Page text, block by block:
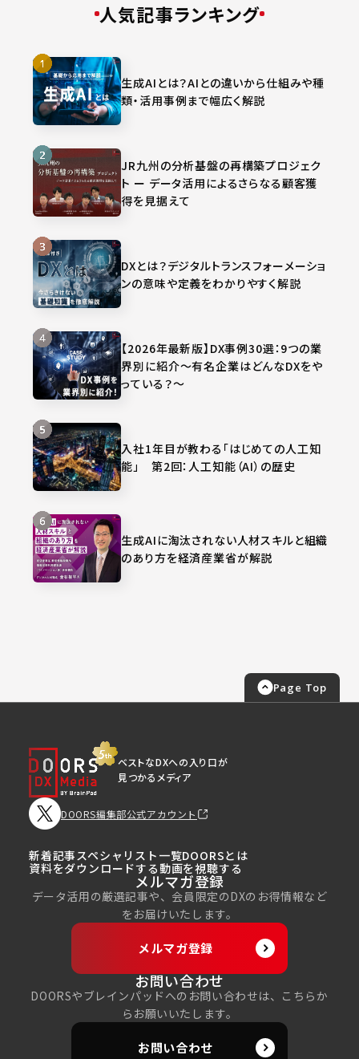
人気記事ランキング
生成AIとは？AIとの違いから仕組みや種
類・活用事例まで幅広く解説
JR九州の分析基盤の再構築プロジェク
ト ー データ活用によるさらなる顧客獲
得を見据えて
DXとは？デジタルトランスフォーメーショ
ンの意味や定義をわかりやすく解説
【2026年最新版】DX事例30選：9つの業
界別に紹介～有名企業はどんなDXをや
っている？～
入社1年目が教わる「はじめての人工知
能」 第2回：人工知能（AI）の歴史
生成AIに淘汰されない人材スキルと組織
のあり方を経済産業省が解説
Page Top
ベストなDXへの入り口が
見つかるメディア
DOORS編集部公式アカウント
新着記事スペシャリスト一覧DOORSとは
資料をダウンロードする動画を視聴する
メルマガ登録
データ活用の厳選記事や、会員限定のDXのお得情報など
をお届けいたします。
メルマガ登録
お問い合わせ
DOORSやブレインパッドへのお問い合わせは、こちらか
らお願いいたします。
お問い合わせ